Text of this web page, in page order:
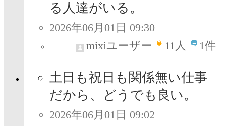
る人達がいる。
2026年06月01日 09:30
mixiユーザー
11人 1件
土日も祝日も関係無い仕事
だから、どうでも良い。
2026年06月01日 09:02